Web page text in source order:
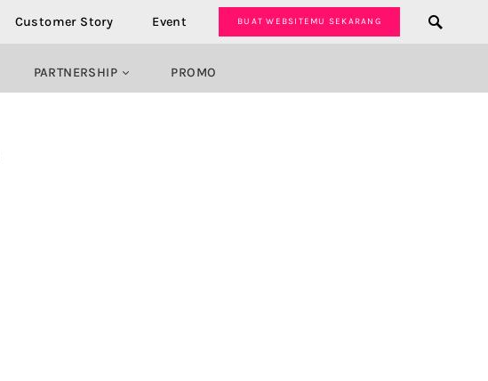
Customer Story Event BUAT WEBSITEMU SEKARANG
PARTNERSHIP PROMO